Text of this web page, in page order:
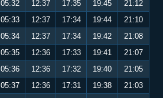
05:32 12:37 17:35 19:45
21:12
05:33 12:37 17:34 19:44
21:10
05:34 12:37 17:34 19:42
21:08
05:35 12:36 17:33 19:41
21:07
05:36 12:36 17:32 19:40
21:05
05:37 12:36 17:31 19:38
21:03